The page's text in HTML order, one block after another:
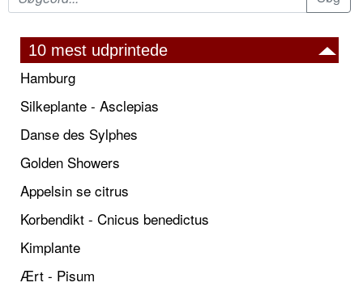
10 mest udprintede
Hamburg
Silkeplante - Asclepias
Danse des Sylphes
Golden Showers
Appelsin se citrus
Korbendikt - Cnicus benedictus
Kimplante
Ært - Pisum